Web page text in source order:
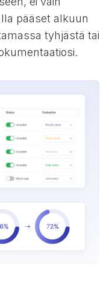
pääset alkuun
tyhjästä tai